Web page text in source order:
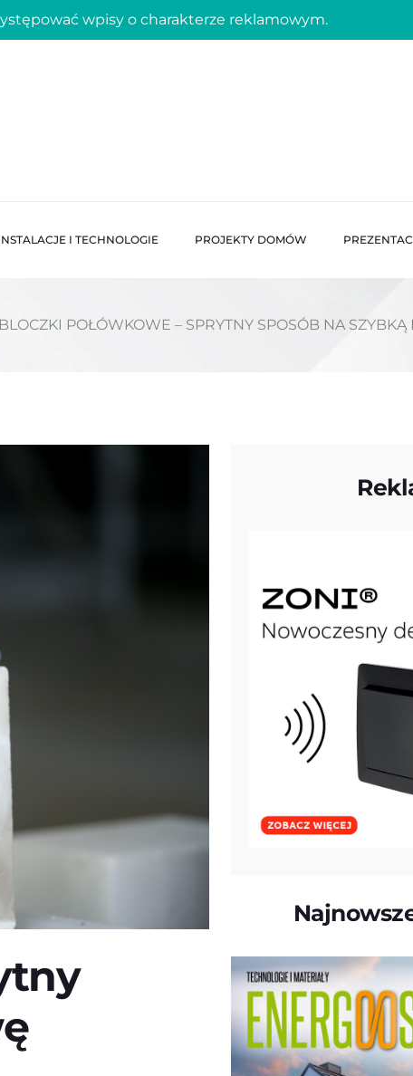
wpisy o charakterze reklamowym.
I TECHNOLOGIE PROJEKTY DOMÓW
BLOCZKI POŁÓWKOWE – SPRYTNY SPOSÓB NA